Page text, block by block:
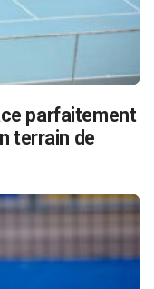
parfaitement
terrain de